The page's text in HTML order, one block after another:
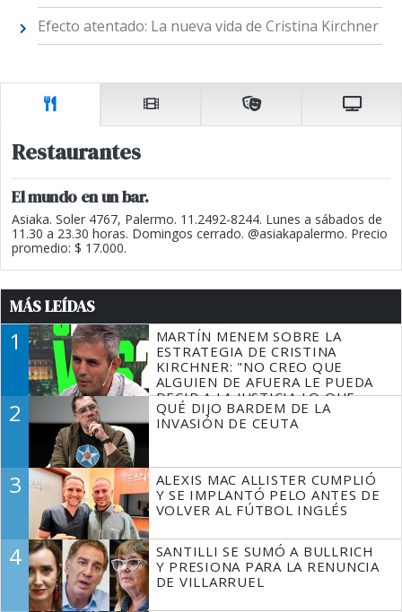
Efecto atentado: La nueva vida de Cristina Kirchner
Restaurantes
El mundo en un bar.
Asiaka. Soler 4767, Palermo. 11.2492-8244. Lunes a sábados de
11.30 a 23.30 horas. Domingos cerrado. @asiakapalermo. Precio
promedio: $ 17.000.
MÁS LEÍDAS
1
MARTÍN MENEM SOBRE LA
ESTRATEGIA DE CRISTINA
KIRCHNER: "NO CREO QUE
ALGUIEN DE AFUERA LE PUEDA
DECIR A LA JUSTICIA LO QUE
TIENE QUE HACER"
2
QUÉ DIJO BARDEM DE LA
INVASIÓN DE CEUTA
3
ALEXIS MAC ALLISTER CUMPLIÓ
Y SE IMPLANTÓ PELO ANTES DE
VOLVER AL FÚTBOL INGLÉS
4
SANTILLI SE SUMÓ A BULLRICH
Y PRESIONA PARA LA RENUNCIA
DE VILLARRUEL